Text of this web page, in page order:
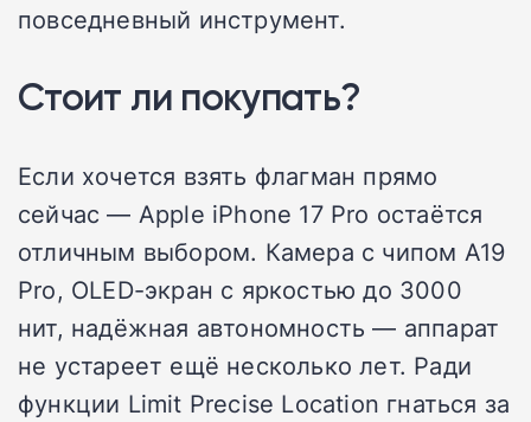
повседневный инструмент.
Стоит ли покупать?
Если хочется взять флагман прямо
сейчас — Apple iPhone 17 Pro остаётся
отличным выбором. Камера с чипом A19
Pro, OLED-экран с яркостью до 3000
нит, надёжная автономность — аппарат
не устареет ещё несколько лет. Ради
функции Limit Precise Location гнаться за